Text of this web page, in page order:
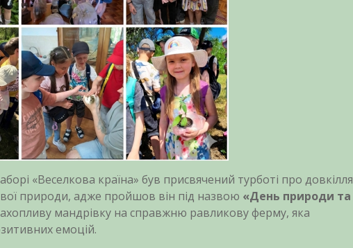
«Веселкова країна» був присвячений турботі про довкілля
природи, адже пройшов він під назвою «День природи та
мандрівку на справжню равликову ферму, яка
емоцій.